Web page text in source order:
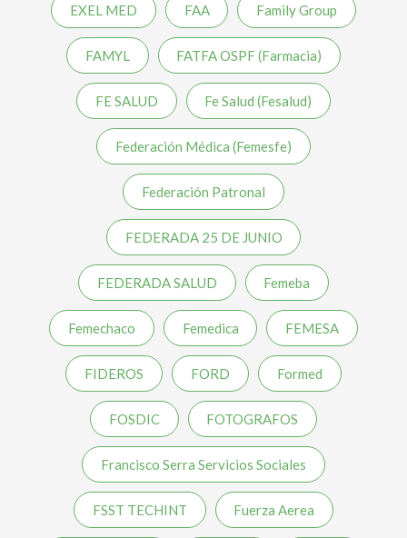
EXEL MED FAA Family Group
FAMYL FATFA OSPF (Farmacia)
FE SALUD Fe Salud (Fesalud)
Federación Médica (Femesfe)
Federación Patronal
FEDERADA 25 DE JUNIO
FEDERADA SALUD Femeba
Femechaco Femedica FEMESA
FIDEROS FORD Formed
FOSDIC FOTOGRAFOS
Francisco Serra Servicios Sociales
FSST TECHINT Fuerza Aerea